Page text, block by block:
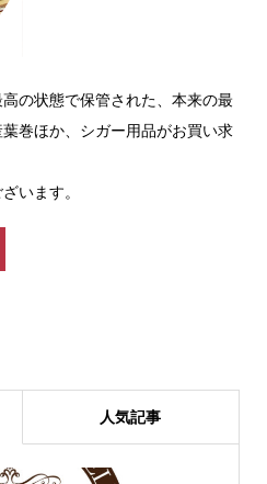
の状態で保管された、本来の最
巻ほか、シガー用品がお買い求
います。
人気記事